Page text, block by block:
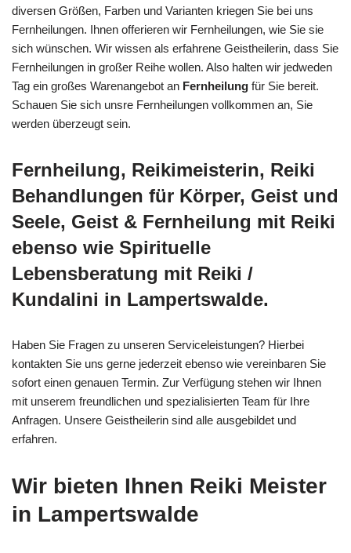
diversen Größen, Farben und Varianten kriegen Sie bei uns
Fernheilungen. Ihnen offerieren wir Fernheilungen, wie Sie sie
sich wünschen. Wir wissen als erfahrene Geistheilerin, dass Sie
Fernheilungen in großer Reihe wollen. Also halten wir jedweden
Tag ein großes Warenangebot an Fernheilung für Sie bereit.
Schauen Sie sich unsre Fernheilungen vollkommen an, Sie
werden überzeugt sein.
Fernheilung, Reikimeisterin, Reiki
Behandlungen für Körper, Geist und
Seele, Geist & Fernheilung mit Reiki
ebenso wie Spirituelle
Lebensberatung mit Reiki /
Kundalini in Lampertswalde.
Haben Sie Fragen zu unseren Serviceleistungen? Hierbei
kontakten Sie uns gerne jederzeit ebenso wie vereinbaren Sie
sofort einen genauen Termin. Zur Verfügung stehen wir Ihnen
mit unserem freundlichen und spezialisierten Team für Ihre
Anfragen. Unsere Geistheilerin sind alle ausgebildet und
erfahren.
Wir bieten Ihnen Reiki Meister
in Lampertswalde